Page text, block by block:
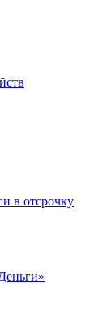
в отсрочку